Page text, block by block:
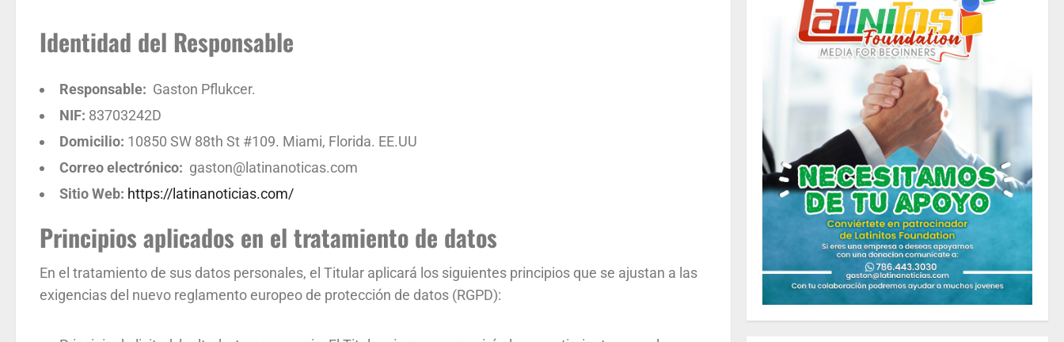
Identidad del Responsable
Responsable: Gaston Pflukcer.
NIF: 83703242D
Domicilio: 10850 SW 88th St #109. Miami, Florida. EE.UU
Correo electrónico: gaston@latinanoticas.com
Sitio Web: https://latinanoticias.com/
Principios aplicados en el tratamiento de datos
En el tratamiento de sus datos personales, el Titular aplicará los siguientes principios que se ajustan a las
exigencias del nuevo reglamento europeo de protección de datos (RGPD):